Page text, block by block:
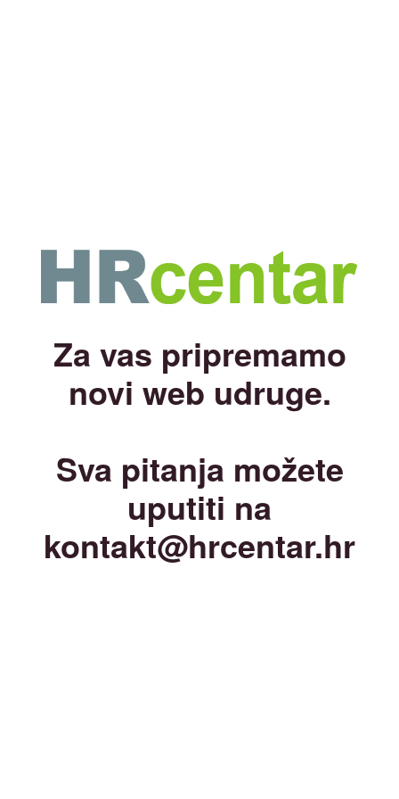
Za vas pripremamo
novi web udruge.
Sva pitanja možete
uputiti na
kontakt@hrcentar.hr